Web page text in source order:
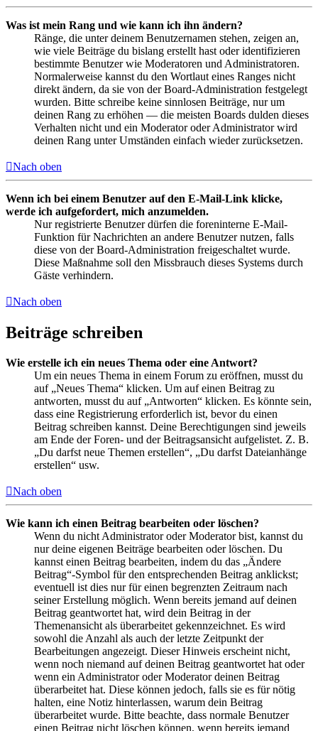
Was ist mein Rang und wie kann ich ihn ändern?
Ränge, die unter deinem Benutzernamen stehen, zeigen an,
wie viele Beiträge du bislang erstellt hast oder identifizieren
bestimmte Benutzer wie Moderatoren und Administratoren.
Normalerweise kannst du den Wortlaut eines Ranges nicht
direkt ändern, da sie von der Board-Administration festgelegt
wurden. Bitte schreibe keine sinnlosen Beiträge, nur um
deinen Rang zu erhöhen — die meisten Boards dulden dieses
Verhalten nicht und ein Moderator oder Administrator wird
deinen Rang unter Umständen einfach wieder zurücksetzen.
Nach oben
Wenn ich bei einem Benutzer auf den E-Mail-Link klicke,
werde ich aufgefordert, mich anzumelden.
Nur registrierte Benutzer dürfen die foreninterne E-Mail-
Funktion für Nachrichten an andere Benutzer nutzen, falls
diese von der Board-Administration freigeschaltet wurde.
Diese Maßnahme soll den Missbrauch dieses Systems durch
Gäste verhindern.
Nach oben
Beiträge schreiben
Wie erstelle ich ein neues Thema oder eine Antwort?
Um ein neues Thema in einem Forum zu eröffnen, musst du
auf „Neues Thema“ klicken. Um auf einen Beitrag zu
antworten, musst du auf „Antworten“ klicken. Es könnte sein,
dass eine Registrierung erforderlich ist, bevor du einen
Beitrag schreiben kannst. Deine Berechtigungen sind jeweils
am Ende der Foren- und der Beitragsansicht aufgelistet. Z. B.
„Du darfst neue Themen erstellen“, „Du darfst Dateianhänge
erstellen“ usw.
Nach oben
Wie kann ich einen Beitrag bearbeiten oder löschen?
Wenn du nicht Administrator oder Moderator bist, kannst du
nur deine eigenen Beiträge bearbeiten oder löschen. Du
kannst einen Beitrag bearbeiten, indem du das „Ändere
Beitrag“-Symbol für den entsprechenden Beitrag anklickst;
eventuell ist dies nur für einen begrenzten Zeitraum nach
seiner Erstellung möglich. Wenn bereits jemand auf deinen
Beitrag geantwortet hat, wird dein Beitrag in der
Themenansicht als überarbeitet gekennzeichnet. Es wird
sowohl die Anzahl als auch der letzte Zeitpunkt der
Bearbeitungen angezeigt. Dieser Hinweis erscheint nicht,
wenn noch niemand auf deinen Beitrag geantwortet hat oder
wenn ein Administrator oder Moderator deinen Beitrag
überarbeitet hat. Diese können jedoch, falls sie es für nötig
halten, eine Notiz hinterlassen, warum dein Beitrag
überarbeitet wurde. Bitte beachte, dass normale Benutzer
einen Beitrag nicht löschen können, wenn bereits jemand